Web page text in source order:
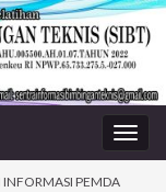
INFORMASI PEMDA